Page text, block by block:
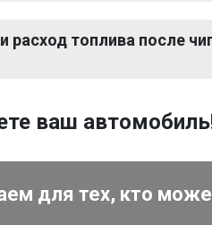
расход топлива после
ваш
для тех, кто